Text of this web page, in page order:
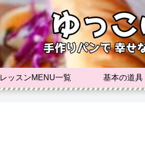
レッスンMENU一覧 基本の道具